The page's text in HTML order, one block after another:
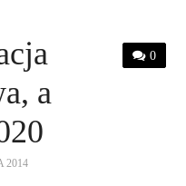
0
a
2014